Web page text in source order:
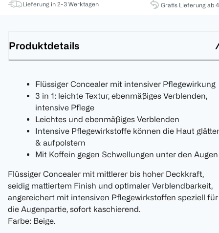
Lieferung in 2-3 Werktagen Gratis Lieferung ab
Produktdetails
Flüssiger Concealer mit intensiver Pflegewirkung
3 in 1: leichte Textur, ebenmäßiges Verblenden,
intensive Pflege
Leichtes und ebenmäßiges Verblenden
Intensive Pflegewirkstoffe können die Haut
& aufpolstern
Mit Koffein gegen Schwellungen unter den
Flüssiger Concealer mit mittlerer bis hoher Deckkraft,
seidig mattiertem Finish und optimaler Verblendbarkeit,
angereichert mit intensiven Pflegewirkstoffen speziell für
die Augenpartie, sofort kaschierend.
Farbe: Beige.